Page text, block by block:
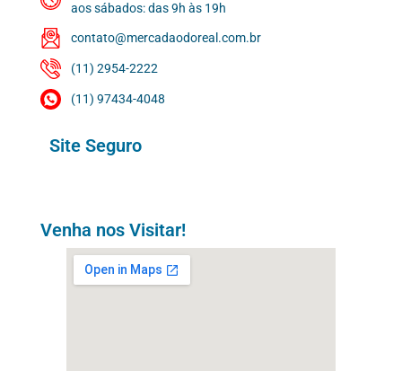
aos sábados: das 9h às 19h
contato@mercadaodoreal.com.br
(11) 2954-2222
(11) 97434-4048
Site Seguro
Venha nos Visitar!